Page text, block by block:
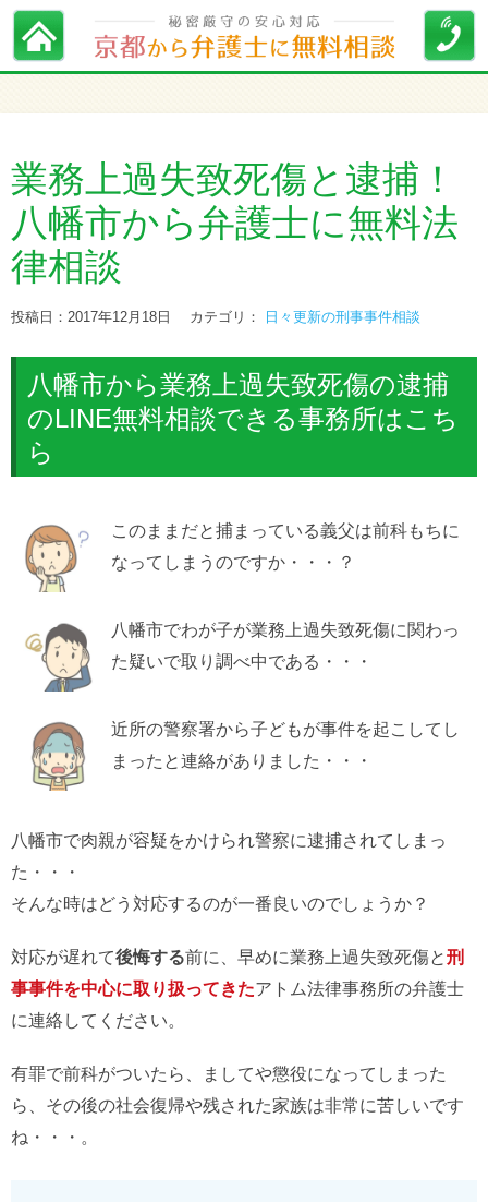
業務上過失致死傷と逮捕！
八幡市から弁護士に無料法
律相談
投稿日：2017年12月18日 カテゴリ： 日々更新の刑事事件相談
八幡市から業務上過失致死傷の逮捕
のLINE無料相談できる事務所はこち
ら
このままだと捕まっている義父は前科もちに
なってしまうのですか・・・？
八幡市でわが子が業務上過失致死傷に関わっ
た疑いで取り調べ中である・・・
近所の警察署から子どもが事件を起こしてし
まったと連絡がありました・・・
八幡市で肉親が容疑をかけられ警察に逮捕されてしまっ
た・・・
そんな時はどう対応するのが一番良いのでしょうか？
対応が遅れて後悔する前に、早めに業務上過失致死傷と刑
事事件を中心に取り扱ってきたアトム法律事務所の弁護士
に連絡してください。
有罪で前科がついたら、ましてや懲役になってしまった
ら、その後の社会復帰や残された家族は非常に苦しいです
ね・・・。